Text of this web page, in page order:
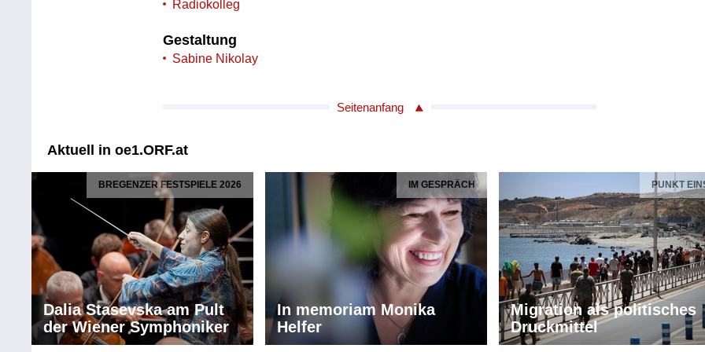
Radiokolleg
Gestaltung
Sabine Nikolay
Seitenanfang
Aktuell in oe1.ORF.at
BREGENZER FESTSPIELE 2026
Dalia Stasevska am Pult
der Wiener Symphoniker
IM GESPRÄCH
In memoriam Monika
Helfer
PUNKT
Migration als politisches
Druckmittel